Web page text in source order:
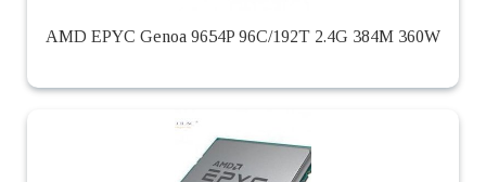
AMD EPYC Genoa 9654P 96C/192T 2.4G 384M 360W